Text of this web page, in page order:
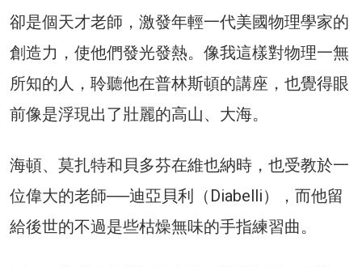
卻是個天才老師，激發年輕一代美國物理學家的
創造力，使他們發光發熱。像我這樣對物理一無
所知的人，聆聽他在普林斯頓的講座，也覺得眼
前像是浮現出了壯麗的高山、大海。
海頓、莫扎特和貝多芬在維也納時，也受教於一
位偉大的老師──迪亞貝利（Diabelli），而他留
給後世的不過是些枯燥無味的手指練習曲。